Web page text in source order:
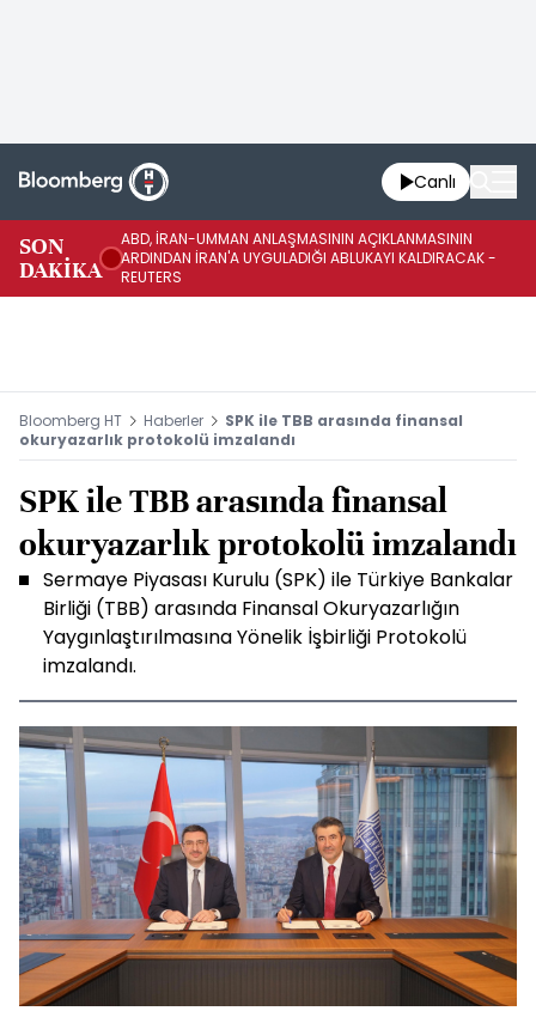
Canlı
SON
DAKİKA
ABD, İRAN-UMMAN ANLAŞMASININ AÇIKLANMASININ
ARDINDAN İRAN'A UYGULADIĞI ABLUKAYI KALDIRACAK -
REUTERS
Bloomberg HT Haberler
SPK ile TBB arasında finansal
okuryazarlık protokolü imzalandı
SPK ile TBB arasında finansal
okuryazarlık protokolü imzalandı
Sermaye Piyasası Kurulu (SPK) ile Türkiye Bankalar
Birliği (TBB) arasında Finansal Okuryazarlığın
Yaygınlaştırılmasına Yönelik İşbirliği Protokolü
imzalandı.